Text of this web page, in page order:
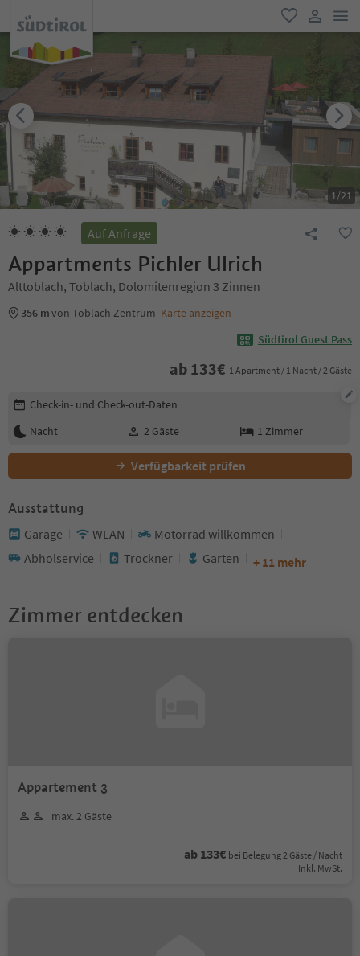
favorit
user link
1/21
Auf Anfrage
Appartments Pichler Ulrich
Alttoblach, Toblach, Dolomitenregion 3 Zinnen
356 mvon Toblach Zentrum Karte anzeigen
Südtirol Guest Pass
ab 133€ 1 Apartment / 1 Nacht / 2 Gäste
Buchungsdetails bearbeiten
Check-in- und Check-out-Daten
Nacht
2 Gäste 1 Zimmer
Verfügbarkeit prüfen
Ausstattung
Garage WLAN
Motorrad willkommen
Abholservice
Trockner Garten + 11 mehr
Zimmer entdecken
Appartement 3
max. 2 Gäste
ab 133€ bei Belegung 2 Gäste / Nacht
Inkl. MwSt.